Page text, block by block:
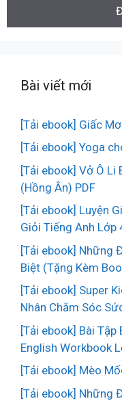
Bài viết mới
[Tải ebook] Giấc
[Tải ebook] Yoga
[Tải ebook] Vở Ô Li
(Hồng Ân) PDF
[Tải ebook] Luyện
Giỏi Tiếng Anh Lớp
[Tải ebook] Những
Biệt (Tặng Kèm
[Tải ebook] Super
Nhân Chăm Sóc
[Tải ebook] Bài Tập
English Workbook
[Tải ebook] Mèo
[Tải ebook] Những